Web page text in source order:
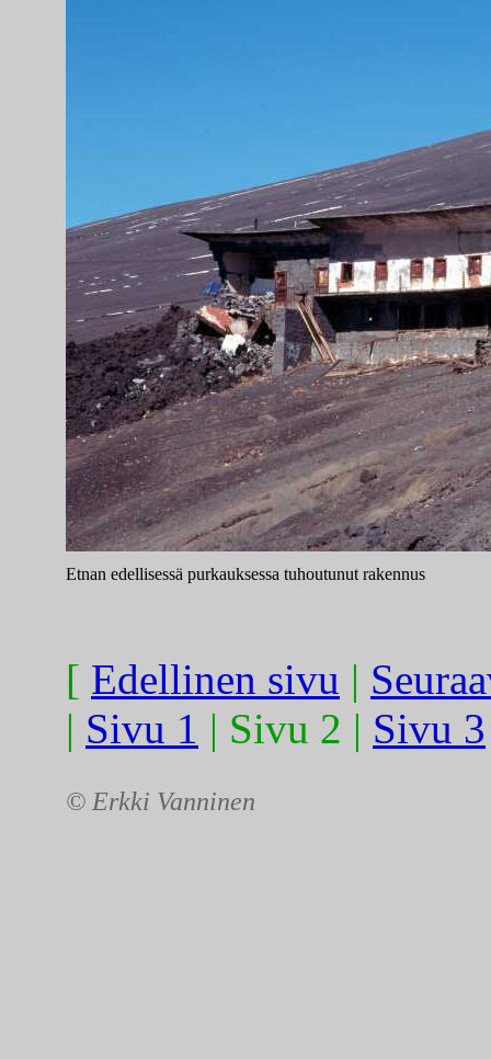
Etnan edellisessä purkauksessa tuhoutunut rakennus
[ Edellinen sivu |
| Sivu 1 | Sivu 2 | Sivu 3
© Erkki Vanninen